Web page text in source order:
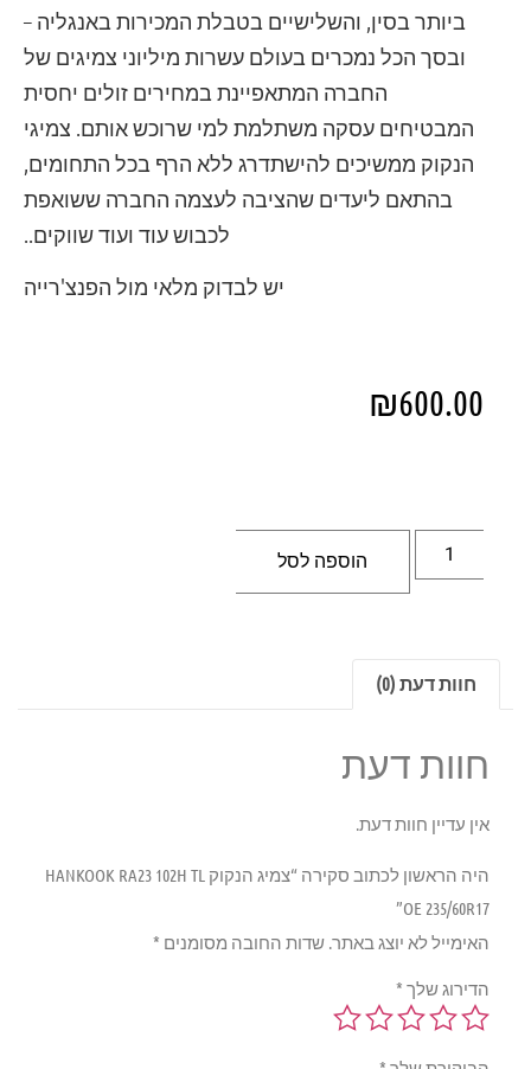
ביותר בסין, והשלישיים בטבלת המכירות באנגליה –
ובסך הכל נמכרים בעולם עשרות מיליוני צמיגים של
החברה המתאפיינת במחירים זולים יחסית
המבטיחים עסקה משתלמת למי שרוכש אותם. צמיגי
הנקוק ממשיכים להישתדרג ללא הרף בכל התחומים,
בהתאם ליעדים שהציבה לעצמה החברה ששואפת
לכבוש עוד ועוד שווקים..
יש לבדוק מלאי מול הפנצ'רייה
₪600.00
הוספה לסל
חוות דעת (0)
חוות דעת
אין עדיין חוות דעת.
היה הראשון לכתוב סקירה “צמיג הנקוק HANKOOK RA23 102H TL
OE 235/60R17”
האימייל לא יוצג באתר.שדות החובה מסומנים*
הדירוג שלך*